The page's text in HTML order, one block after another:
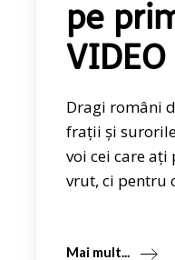
pe
VIDEO
Dragi români
frații și
voi cei care
vrut, ci pentru
Mai mult...